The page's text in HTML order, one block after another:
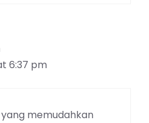
6:37 pm
memudahkan